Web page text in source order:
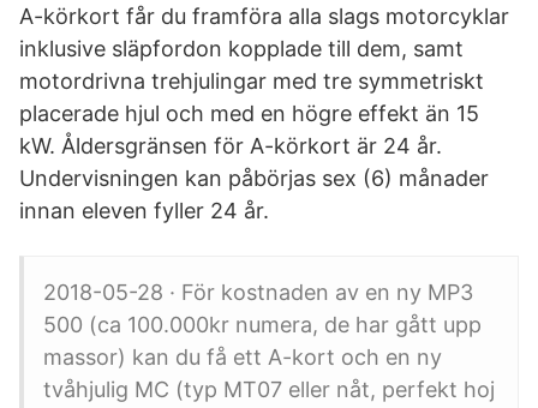
A-körkort får du framföra alla slags motorcyklar
inklusive släpfordon kopplade till dem, samt
motordrivna trehjulingar med tre symmetriskt
placerade hjul och med en högre effekt än 15
kW. Åldersgränsen för A-körkort är 24 år.
Undervisningen kan påbörjas sex (6) månader
innan eleven fyller 24 år.
2018-05-28 · För kostnaden av en ny MP3
500 (ca 100.000kr numera, de har gått upp
massor) kan du få ett A-kort och en ny
tvåhjulig MC (typ MT07 eller nåt, perfekt hoj